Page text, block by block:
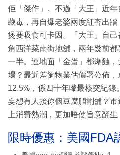
佢「傑作」。不過「大王」近
藏毒，再自爆老婆兩度紅杏出
煲要吸食可卡因。「大王」自
角西洋菜南街地舖，兩年幾前
一半。連地面「金蛋」都爆蝕，
場？最近差餉物業估價署公佈，
12.5%，係四十年嚟最核突紀錄
妄想有人接你個豆腐膶劏舖？
上消費熱潮，更加唔使旨意翻
限時優惠：美國FDA